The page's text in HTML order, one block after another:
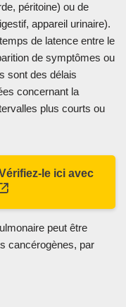
péritoine) ou de
appareil urinaire).
de latence entre le
de symptômes ou
sont des délais
concernant la
plus courts ou
le ici avec
peut être
cancérogènes, par